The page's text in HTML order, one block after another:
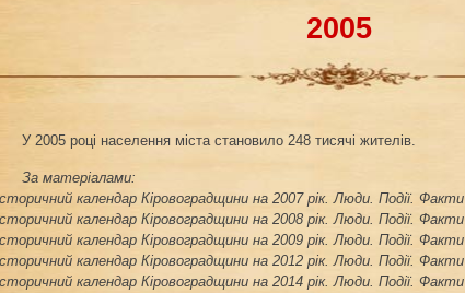
2005
У 2005 році населення міста становило 248 тисячі жителів.
За матеріалами:
календар Кіровоградщини на 2007 рік. Люди. Події. Факти
календар Кіровоградщини на 2008 рік. Люди. Події. Факти
календар Кіровоградщини на 2009 рік. Люди. Події. Факти
календар Кіровоградщини на 2012 рік. Люди. Події. Факти
календар Кіровоградщини на 2014 рік. Люди. Події. Факти